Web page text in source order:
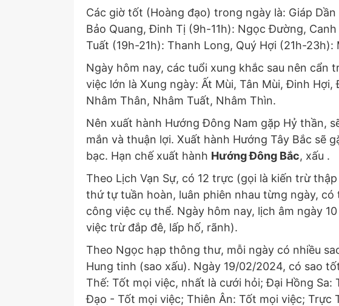
Các giờ tốt (Hoàng đạo) trong ngày là: Giáp
Bảo Quang, Đinh Tị (9h-11h): Ngọc Đường,
Tuất (19h-21h): Thanh Long, Quý Hợi (21h-23h):
Ngày hôm nay, các tuổi xung khắc sau nên cẩn
việc lớn là Xung ngày: Ất Mùi, Tân Mùi, Đinh
Nhâm Thân, Nhâm Tuất, Nhâm Thìn.
Nên xuất hành Hướng Đông Nam gặp Hỷ thần,
mắn và thuận lợi. Xuất hành Hướng Tây Bắc sẽ
bạc. Hạn chế xuất hành Hướng Đông Bắc, xấu .
Theo Lịch Vạn Sự, có 12 trực (gọi là kiến trừ
thứ tự tuần hoàn, luân phiên nhau từng ngày,
công việc cụ thể. Ngày hôm nay, lịch âm ngày
việc trừ đắp đê, lấp hố, rãnh).
Theo Ngọc hạp thông thư, mỗi ngày có nhiều
Hung tinh (sao xấu). Ngày 19/02/2024, có sao
Thế: Tốt mọi việc, nhất là cưới hỏi; Đại Hồng Sa:
Đạo - Tốt mọi việc; Thiên Ân: Tốt mọi việc;